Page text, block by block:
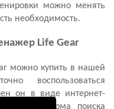
можно менять
необходимость.
Life Gear
можно купить в нашей
воспользоваться
он в виде интернет-
форма поиска